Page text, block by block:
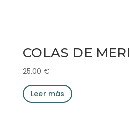
COLAS DE
25.00 €
Leer más